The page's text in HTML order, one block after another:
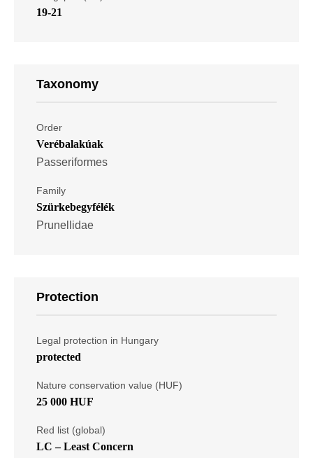
19-21
Taxonomy
Order
Verébalakúak
Passeriformes
Family
Szürkebegyfélék
Prunellidae
Protection
Legal protection in Hungary
protected
Nature conservation value (HUF)
25 000 HUF
Red list (global)
LC – Least Concern